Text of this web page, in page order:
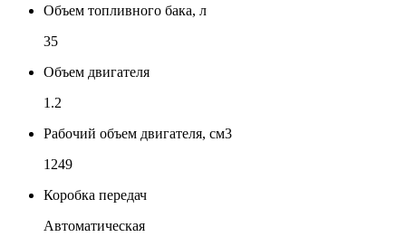
Объем топливного бака, л
35
Объем двигателя
1.2
Рабочий объем двигателя, см3
1249
Коробка передач
Автоматическая